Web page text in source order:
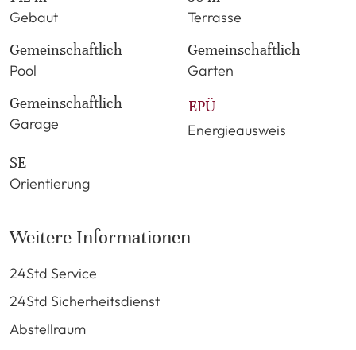
Gebaut
Terrasse
Gemeinschaftlich
Pool
Gemeinschaftlich
Garten
Gemeinschaftlich
Garage
EPÜ
Energieausweis
SE
Orientierung
Weitere Informationen
24Std Service
24Std Sicherheitsdienst
Abstellraum